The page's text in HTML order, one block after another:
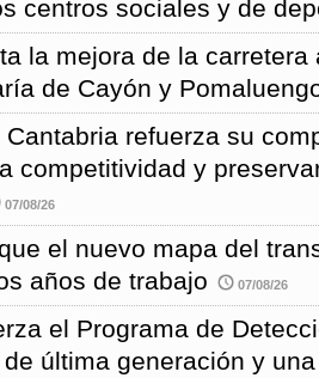
centros sociales y de
la mejora de la carretera
de Cayón y
Cantabria refuerza su
competitividad y
07/08/26
el nuevo mapa del
años de trabajo
07/08/26
el Programa de
última generación y